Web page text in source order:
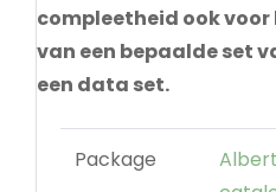
compleetheid ook
van een bepaalde set
een data set.
Package